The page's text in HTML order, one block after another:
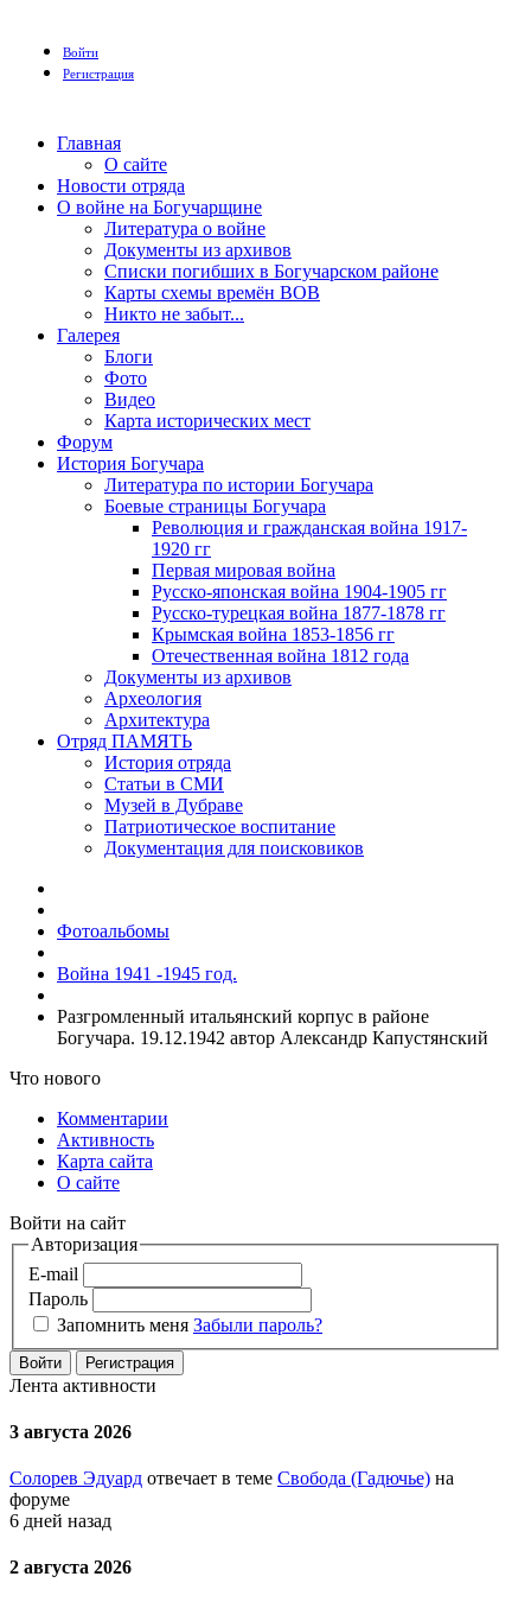
Войти
Регистрация
Главная
О сайте
Новости отряда
О войне на Богучарщине
Литература о войне
Документы из архивов
Списки погибших в Богучарском районе
Карты схемы времён ВОВ
Никто не забыт...
Галерея
Блоги
Фото
Видео
Карта исторических мест
Форум
История Богучара
Литература по истории Богучара
Боевые страницы Богучара
Революция и гражданская война 1917-
1920 гг
Первая мировая война
Русско-японская война 1904-1905 гг
Русско-турецкая война 1877-1878 гг
Крымская война 1853-1856 гг
Отечественная война 1812 года
Документы из архивов
Археология
Архитектура
Отряд ПАМЯТЬ
История отряда
Статьи в СМИ
Музей в Дубраве
Патриотическое воспитание
Документация для поисковиков
Фотоальбомы
Война 1941 -1945 год.
Разгромленный итальянский корпус в районе
Богучара. 19.12.1942 автор Александр Капустянский
Что нового
Комментарии
Активность
Карта сайта
О сайте
Войти на сайт
Авторизация
E-mail
Пароль
Запомнить меня Забыли пароль?
Войти Регистрация
Лента активности
3 августа 2026
Солорев Эдуард отвечает в теме Свобода (Гадючье) на
форуме
6 дней назад
2 августа 2026